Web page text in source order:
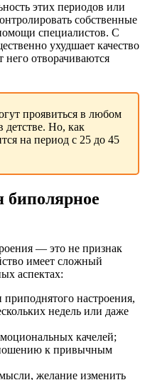
этих периодов или
собственные
специалистов. С
ухудшает качество
него отворачиваются
проявиться в любом
детстве. Но, как
на период с 25 до 45
биполярное
— это не признак
имеет сложный
аспектах:
настроения,
недель или даже
качелей;
к привычным
желание изменить